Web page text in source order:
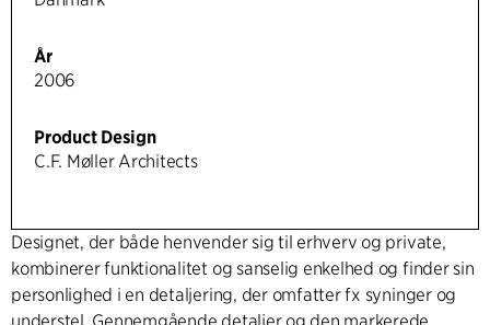
År
2006
Product Design
C.F. Møller Architects
Designet, der både henvender sig til erhverv og private,
kombinerer funktionalitet og sanselig enkelhed og finder sin
personlighed i en detaljering, der omfatter fx syninger og